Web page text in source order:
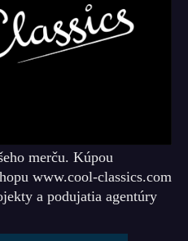
merču. Kúpou
www.cool-classics.com
a podujatia agentúry